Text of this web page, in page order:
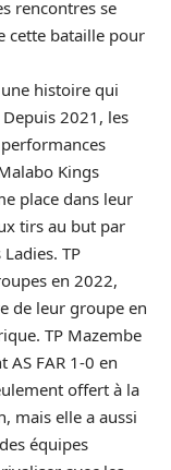
rencontres se
cette bataille pour
histoire qui
2021, les
Kings
place dans leur
tirs au but par
TP
en 2022,
de leur groupe en
TP Mazembe
FAR 1-0 en
offert à la
mais elle a aussi
équipes